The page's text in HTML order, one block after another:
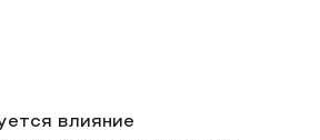
влияние